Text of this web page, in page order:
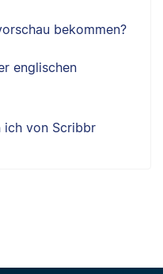
bekommen?
englischen
ich von Scribbr